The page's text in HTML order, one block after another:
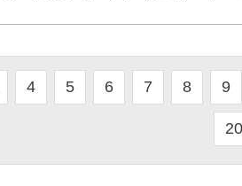
4 5 6 7 8 9
20